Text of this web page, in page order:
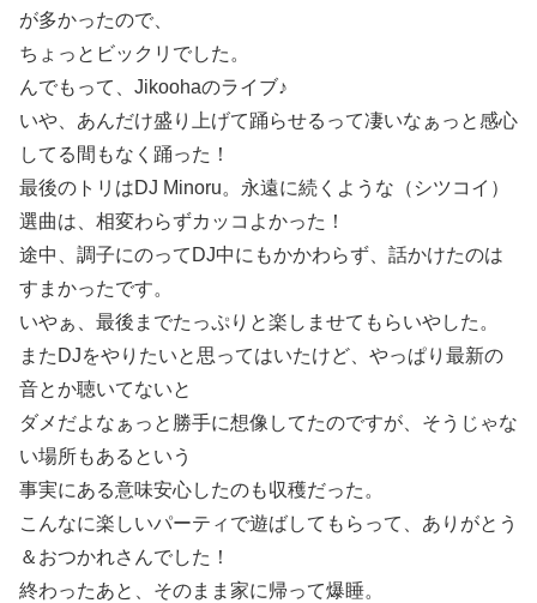
が多かったので、
ちょっとビックリでした。
んでもって、Jikoohaのライブ♪
いや、あんだけ盛り上げて踊らせるって凄いなぁっと感心
してる間もなく踊った！
最後のトリはDJ Minoru。永遠に続くような（シツコイ）
選曲は、相変わらずカッコよかった！
途中、調子にのってDJ中にもかかわらず、話かけたのは
すまかったです。
いやぁ、最後までたっぷりと楽しませてもらいやした。
またDJをやりたいと思ってはいたけど、やっぱり最新の
音とか聴いてないと
ダメだよなぁっと勝手に想像してたのですが、そうじゃな
い場所もあるという
事実にある意味安心したのも収穫だった。
こんなに楽しいパーティで遊ばしてもらって、ありがとう
＆おつかれさんでした！
終わったあと、そのまま家に帰って爆睡。